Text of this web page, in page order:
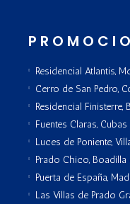
Residencial Atlantis,
Cerro de San Pedro,
Residencial
Fuentes Claras,
Luces de Poniente,
Prado Chico, Boadilla
Puerta de España,
Las Villas de Prado